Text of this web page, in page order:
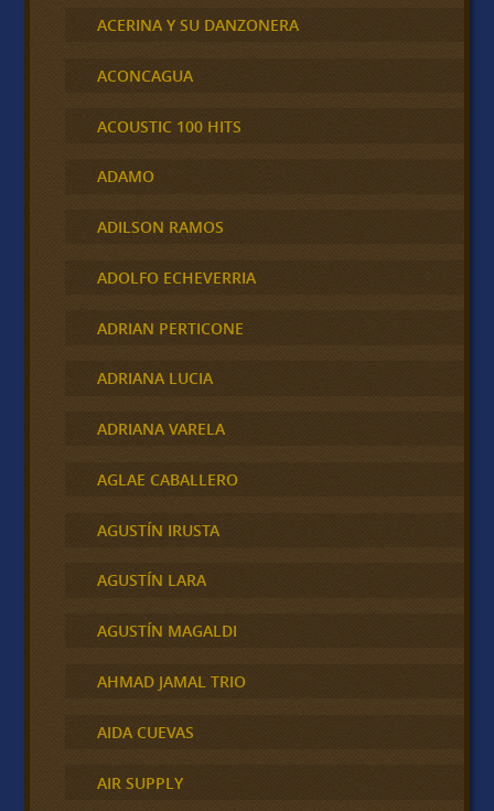
ACERINA Y SU DANZONERA
ACONCAGUA
ACOUSTIC 100 HITS
ADAMO
ADILSON RAMOS
ADOLFO ECHEVERRIA
ADRIAN PERTICONE
ADRIANA LUCIA
ADRIANA VARELA
AGLAE CABALLERO
AGUSTÍN IRUSTA
AGUSTÍN LARA
AGUSTÍN MAGALDI
AHMAD JAMAL TRIO
AIDA CUEVAS
AIR SUPPLY